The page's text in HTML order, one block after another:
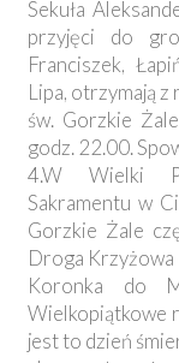
Sekuła
przyjęci do
Franciszek,
Lipa, otrzymają
św. Gorzkie
godz. 22.00.
4.W Wielki
Sakramentu w
Gorzkie Żale
Droga Krzyżowa
Koronka do
Wielkopiątkowe
jest to dzień